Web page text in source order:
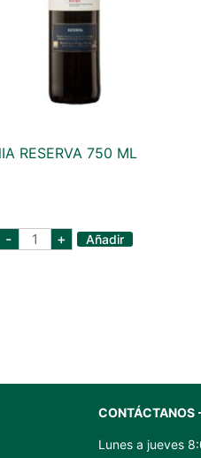
RESERVA 750 ML
- beronia
reserva
+ Añadir
CONTÁCTANOS
Lunes a jueves